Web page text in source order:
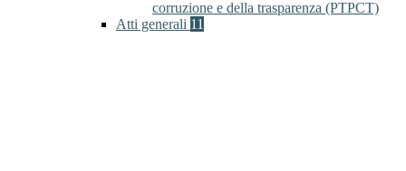
corruzione e della trasparenza (PTPCT)
Atti generali 11